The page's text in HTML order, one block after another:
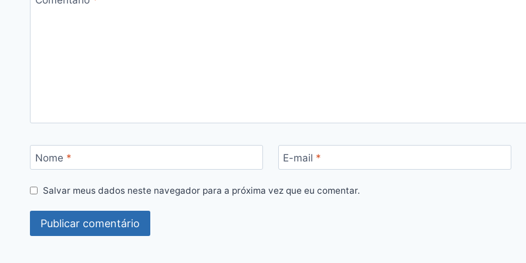
Nome * E-mail *
Salvar meus dados neste navegador para a próxima vez que eu comentar.